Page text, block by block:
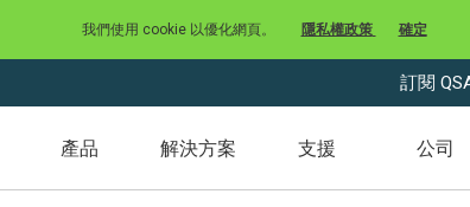
我們使用 cookie 以優化網頁。 隱私權政策 確定
訂閱
產品 解決方案 支援 公司